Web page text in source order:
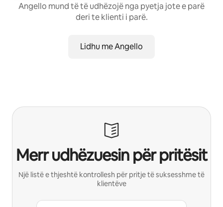
Angello mund të të udhëzojë nga pyetja jote e parë
deri te klienti i parë.
Lidhu me Angello
Merr udhëzuesin për pritësit
Një listë e thjeshtë kontrollesh për pritje të suksesshme të
klientëve